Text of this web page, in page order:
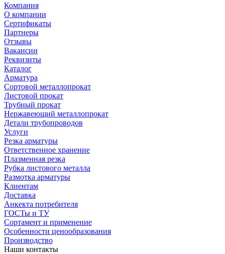
Компания
О компании
Сертификаты
Партнеры
Отзывы
Вакансии
Реквизиты
Каталог
Арматура
Сортовой металлопрокат
Листовой прокат
Трубный прокат
Нержавеющий металлопрокат
Детали трубопроводов
Услуги
Резка арматуры
Ответственное хранение
Плазменная резка
Рубка листового металла
Размотка арматуры
Клиентам
Доставка
Анкекта потребителя
ГОСТы и ТУ
Сортамент и применение
Особенности ценообразования
Производство
Наши контакты